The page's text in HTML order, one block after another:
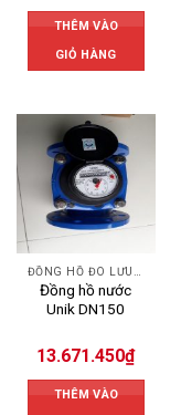
THÊM VÀO
GIỎ HÀNG
Đồng hồ nước
Unik DN150
13.671.450₫
THÊM VÀO